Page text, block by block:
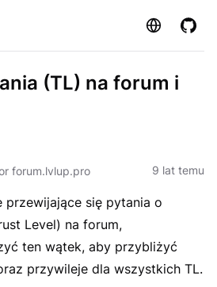
Strona
(TL) na forum i
forum.lvlup.pro 9 lat temu
przewijające się pytania o
Level) na forum,
ten wątek, aby przybliżyć
przywileje dla wszystkich TL.